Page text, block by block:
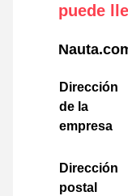
puede
Dirección
de la
empresa
Dirección
postal